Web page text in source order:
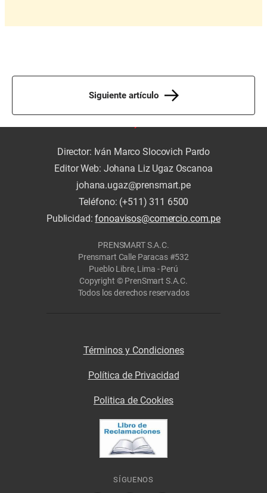
Siguiente artículo
Director: Iván Marco Slocovich Pardo
Editor Web: Johana Liz Ugaz Oscanoa
johana.ugaz@prensmart.pe
Teléfono: (+511) 311 6500
Publicidad:fonoavisos@comercio.com.pe
PRENSMART S.A.C.
Prensmart Calle Paracas #532
Pueblo Libre, Lima - Perú
Copyright © PrenSmart S.A.C.
Todos los derechos reservados
Términos y Condiciones
Política de Privacidad
Politica de Cookies
SÍGUENOS